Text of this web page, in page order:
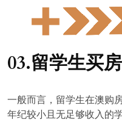
03.留学生买
一般而言，留学生在澳购
年纪较小且无足够收入的